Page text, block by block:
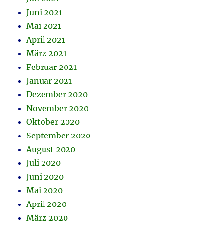
Juni 2021
Mai 2021
April 2021
März 2021
Februar 2021
Januar 2021
Dezember 2020
November 2020
Oktober 2020
September 2020
August 2020
Juli 2020
Juni 2020
Mai 2020
April 2020
März 2020